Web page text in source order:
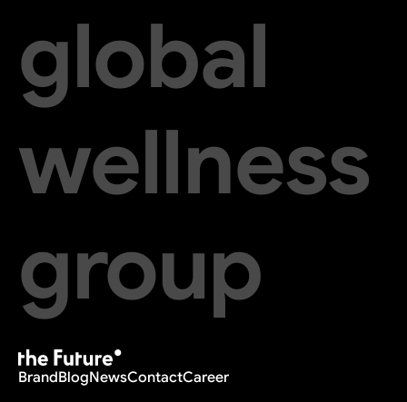
global
wellness
group
BrandBlogNewsContactCareer